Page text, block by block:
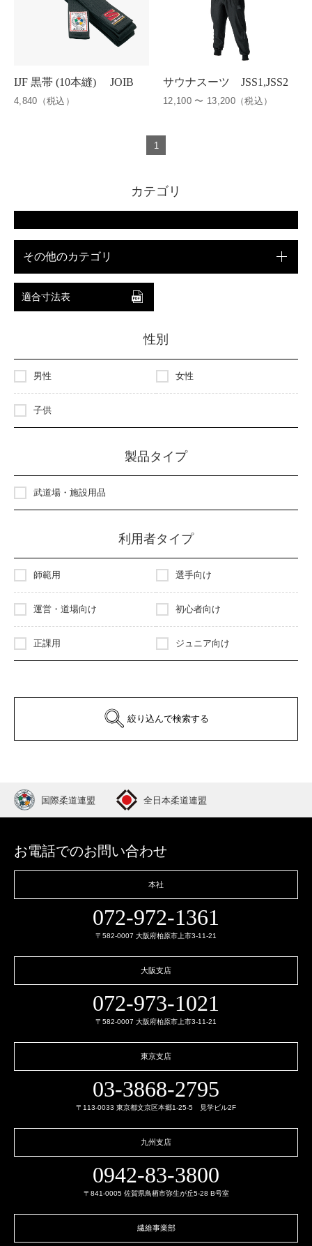
IJF 黒帯 (10本縫) JOIB
4,840（税込）
サウナスーツ JSS1,JSS2
12,100 〜 13,200（税込）
1
カテゴリ
その他のカテゴリ
適合寸法表
性別
男性 女性
子供
製品タイプ
武道場・施設用品
利用者タイプ
師範用 選手向け
運営・道場向け 初心者向け
正課用 ジュニア向け
絞り込んで検索する
国際柔道連盟 全日本柔道連盟
お電話でのお問い合わせ
本社
072-972-1361
〒582-0007 大阪府柏原市上市3-11-21
大阪支店
072-973-1021
〒582-0007 大阪府柏原市上市3-11-21
東京支店
03-3868-2795
〒113-0033 東京都文京区本郷1-25-5 見学ビル2F
九州支店
0942-83-3800
〒841-0005 佐賀県鳥栖市弥生が丘5-28 B号室
繊維事業部